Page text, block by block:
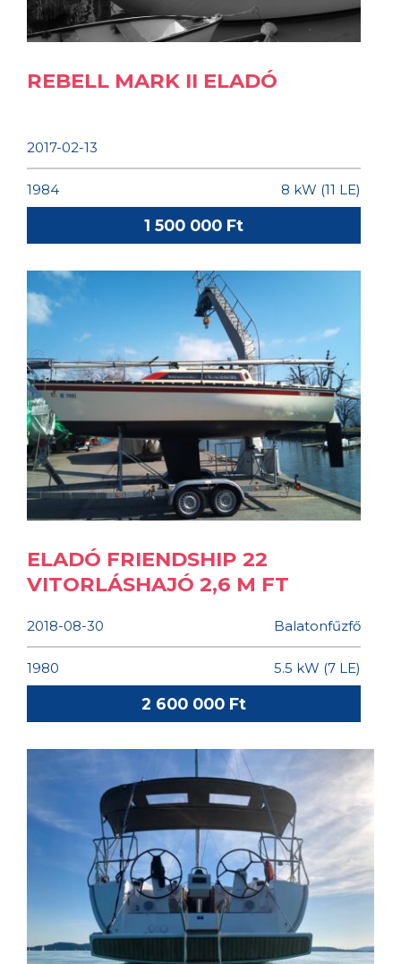
REBELL MARK II ELADÓ
2017-02-13
1984 8 kW (11 LE)
1 500 000 Ft
ELADÓ FRIENDSHIP 22
VITORLÁSHAJÓ 2,6 M FT
2018-08-30 Balatonfűzfő
1980 5.5 kW (7 LE)
2 600 000 Ft